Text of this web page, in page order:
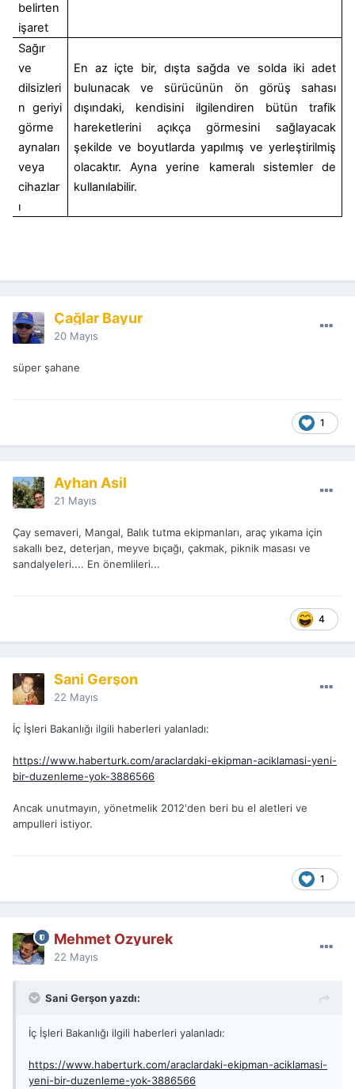
belirten
işaret
Sağır
ve
dilsizleri
n geriyi
görme
aynaları
veya
cihazlar
ı
En az içte bir, dışta sağda ve solda iki adet
bulunacak ve sürücünün ön görüş sahası
dışındaki, kendisini ilgilendiren bütün trafik
hareketlerini açıkça görmesini sağlayacak
şekilde ve boyutlarda yapılmış ve yerleştirilmiş
olacaktır. Ayna yerine kameralı sistemler de
kullanılabilir.
Çağlar Bayur
20 Mayıs
süper şahane
1
Ayhan Asil
21 Mayıs
Çay semaveri, Mangal, Balık tutma ekipmanları, araç yıkama için
sakallı bez, deterjan, meyve bıçağı, çakmak, piknik masası ve
sandalyeleri.... En önemlileri...
4
Sani Gerşon
22 Mayıs
İç İşleri Bakanlığı ilgili haberleri yalanladı:
https://www.haberturk.com/araclardaki-ekipman-aciklamasi-yeni-
bir-duzenleme-yok-3886566
Ancak unutmayın, yönetmelik 2012'den beri bu el aletleri ve
ampulleri istiyor.
1
Mehmet Ozyurek
22 Mayıs
Sani Gerşon yazdı:
İç İşleri Bakanlığı ilgili haberleri yalanladı:
https://www.haberturk.com/araclardaki-ekipman-aciklamasi-
yeni-bir-duzenleme-yok-3886566